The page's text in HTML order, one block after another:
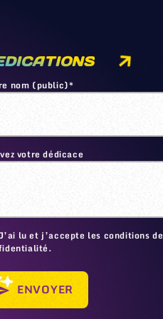
nom (public)*
votre dédicace
lu et j’accepte les conditions de
ENVOYER